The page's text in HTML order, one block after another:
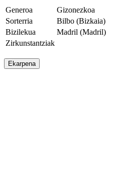
Generoa
Gizonezkoa
Sorterria
Bilbo (Bizkaia)
Bizilekua
Madril (Madril)
Zirkunstantziak